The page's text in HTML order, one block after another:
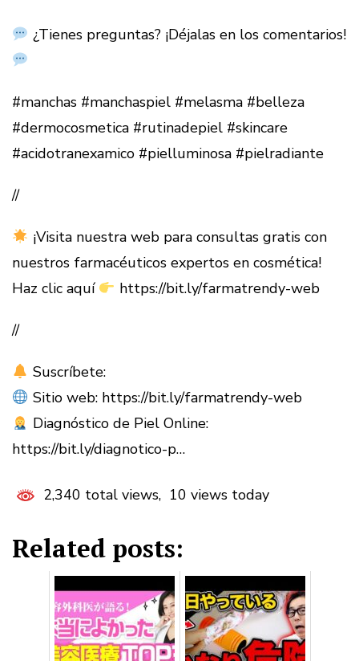
¿Tienes preguntas? ¡Déjalas en los comentarios!
#manchas #manchaspiel #melasma #belleza
#dermocosmetica #rutinadepiel #skincare
#acidotranexamico #pielluminosa #pielradiante
//
¡Visita nuestra web para consultas gratis con
nuestros farmacéuticos expertos en cosmética!
Haz clic aquí
https://bit.ly/farmatrendy-web
//
Suscríbete:
Sitio web: https://bit.ly/farmatrendy-web
Diagnóstico de Piel Online:
https://bit.ly/diagnotico-p…
2,340 total views, 10 views today
Related posts: